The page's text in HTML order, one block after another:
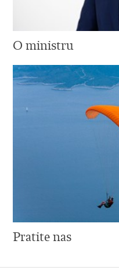
O ministru
Pratite nas